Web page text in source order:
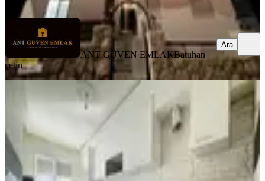
ANT GÜVEN EMLAKBatuhan
çetin
Ara
Erenköy Cami Yakınında 2+1 Herşeyi
Ayrı Asansörlü Kiralık Arakat
Kepez, Erenköy Mahallesi
90 m²· 07.08.2026
25.000 ₺